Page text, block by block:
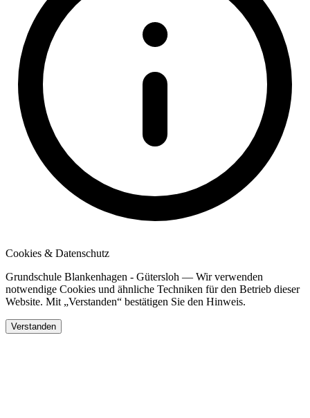
Cookies & Datenschutz
Grundschule Blankenhagen - Gütersloh — Wir verwenden
notwendige Cookies und ähnliche Techniken für den Betrieb dieser
Website. Mit „Verstanden“ bestätigen Sie den Hinweis.
Verstanden